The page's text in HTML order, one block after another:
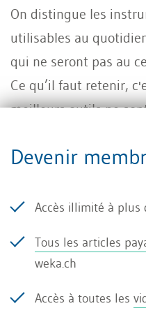
On distingue les
utilisables au
qui ne seront pas au
Ce qu’il faut retenir,
meilleurs outils ne
En l'absence d'un tel
«pour amuser la
Dans la pratique, cela
contrôle, les
fonctionnent que si la
Devenir
Accès illimité à plus
Tous les articles
weka.ch
Accès à toutes les